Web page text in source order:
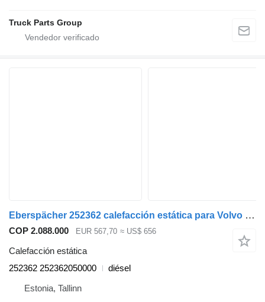
Truck Parts Group
Eberspächer 252362 calefacción estática para Volvo FL, FE (2005-2014) cabeza tractora
COP 2.088.000 EUR 567,70 ≈ US$ 656
Calefacción estática
252362 252362050000
diésel
Estonia, Tallinn